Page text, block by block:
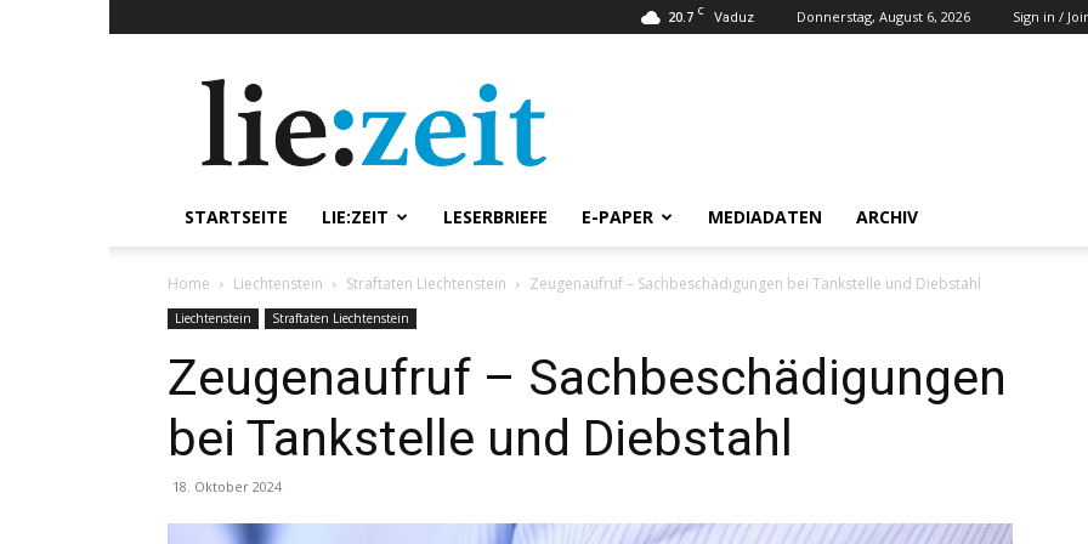
20.7 C Vaduz Donnerstag, August 6, 2026 Sign in /
STARTSEITE LIE:ZEIT LESERBRIEFE E-PAPER MEDIADATEN ARCHIV
Home Liechtenstein Straftaten Liechtenstein Zeugenaufruf – Sachbeschädigungen bei Tankstelle und Diebstahl
Liechtenstein Straftaten Liechtenstein
Zeugenaufruf – Sachbeschädigungen
bei Tankstelle und Diebstahl
18. Oktober 2024